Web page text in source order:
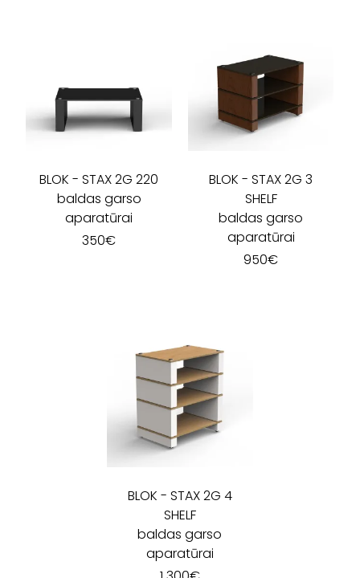
BLOK -STAX 2G 220
baldas garso
aparatūrai
350€
BLOK -STAX 2G 3
SHELF
baldas garso
aparatūrai
950€
BLOK - STAX 2G 4
SHELF
baldas garso
aparatūrai